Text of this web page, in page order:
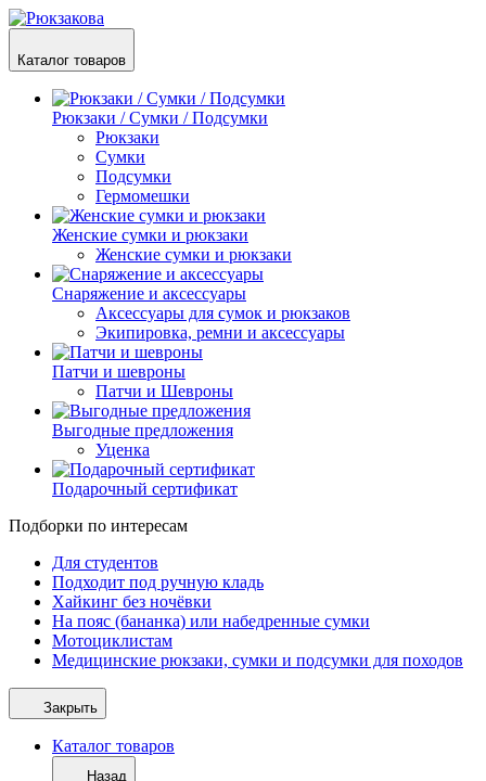
Каталог товаров
Рюкзаки / Сумки / Подсумки
Рюкзаки
Сумки
Подсумки
Гермомешки
Женские сумки и рюкзаки
Женские сумки и рюкзаки
Снаряжение и аксессуары
Аксессуары для сумок и рюкзаков
Экипировка, ремни и аксессуары
Патчи и шевроны
Патчи и Шевроны
Выгодные предложения
Уценка
Подарочный сертификат
Подборки по интересам
Для студентов
Подходит под ручную кладь
Хайкинг без ночёвки
На пояс (бананка) или набедренные сумки
Мотоциклистам
Медицинские рюкзаки, сумки и подсумки для походов
Закрыть
Каталог товаров
Назад